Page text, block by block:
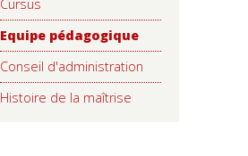
Cursus
Equipe pédagogique
Conseil d'administration
Histoire de la maîtrise